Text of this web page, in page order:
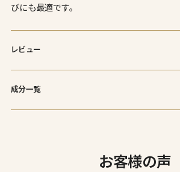
ま
びにも最適です。
レビュー
成分一覧
お客様の声